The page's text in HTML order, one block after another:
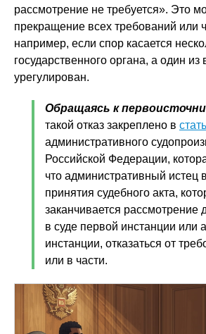
рассмотрение не требуется». Это
прекращение всех требований или
например, если спор касается
государственного органа, а один
урегулирован.
Обращаясь к
такой отказ закреплено в
административного
Российской Федерации,
что административный истец
принятия судебного акта,
заканчивается рассмотрение
в суде первой инстанции или
инстанции, отказаться от
или в части.